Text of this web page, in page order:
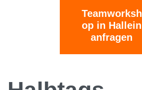
Teamworksh
op in Hallein
anfragen